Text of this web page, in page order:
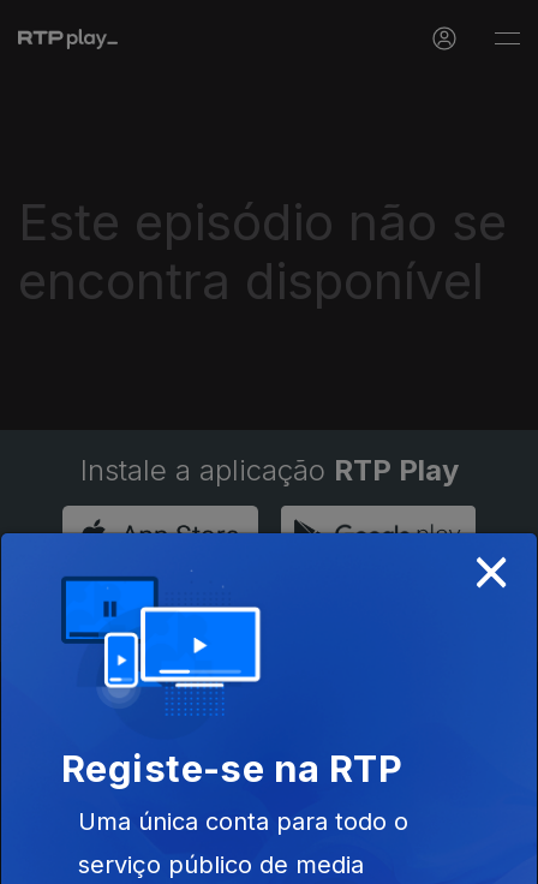
Este episódio não se
encontra disponível
Instale a aplicação RTP Play
Disponível para iOS, Android, Apple TV, Android TV e
CarPlay
×
Registe-se na RTP
Uma única conta para todo o
serviço público de media